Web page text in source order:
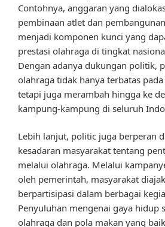
Contohnya, anggaran yang
pembinaan atlet dan
menjadi komponen kunci yang
prestasi olahraga di tingkat
Dengan adanya dukungan politik,
olahraga tidak hanya terbatas
tetapi juga merambah hingga ke
kampung-kampung di seluruh
Lebih lanjut, politic juga berperan
kesadaran masyarakat tentang
melalui olahraga. Melalui
oleh pemerintah, masyarakat
berpartisipasi dalam berbagai
Penyuluhan mengenai gaya hidup
olahraga dan pola makan yang